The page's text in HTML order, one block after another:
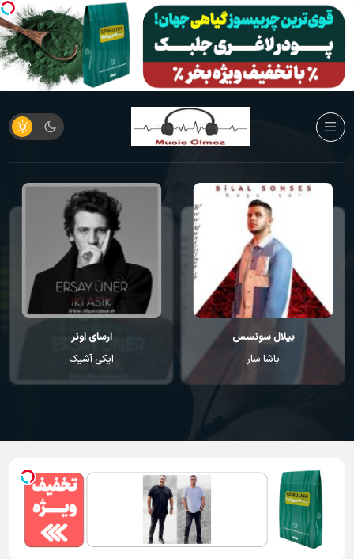
بیلال سونسس
باشا سار
ارسای اونر
ایکی آشیک